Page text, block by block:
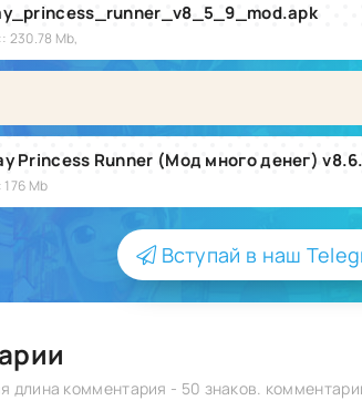
230.78 Mb,
Princess Runner (Мод много денег)
Mb
Вступай в наш
длина комментария - 50 знаков.